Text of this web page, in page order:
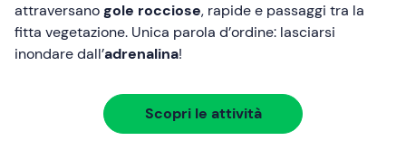
attraversanogole rocciose, rapide e passaggi tra la
fitta vegetazione. Unica parola d’ordine: lasciarsi
inondare dall’adrenalina!
Scopri le attività